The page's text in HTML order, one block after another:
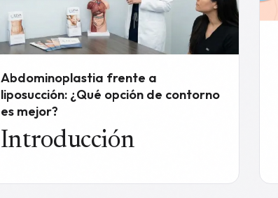
Abdominoplastia frente a
liposucción: ¿Qué opción de contorno
es mejor?
Introducción